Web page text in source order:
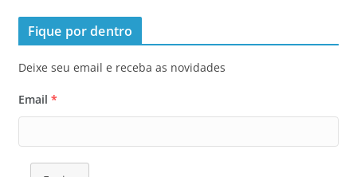
Fique por dentro
Deixe seu email e receba as novidades
Email *